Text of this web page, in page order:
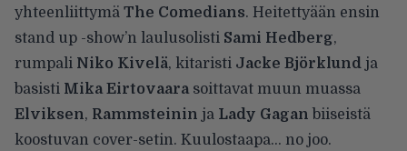
yhteenliittymä The Comedians. Heitettyään ensin
stand up -show’n laulusolisti Sami Hedberg,
rumpali Niko Kivelä, kitaristi Jacke Björklund ja
basisti Mika Eirtovaarasoittavat muun muassa
Elviksen, Rammsteinin ja Lady Gagan biiseistä
koostuvan cover-setin. Kuulostaapa… no joo.